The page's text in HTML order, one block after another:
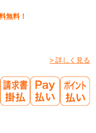
無料！
> 詳しく見る